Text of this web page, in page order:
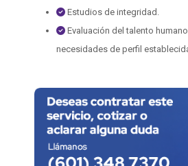
Estudios de integridad.
Evaluación del talento
necesidades de perfil